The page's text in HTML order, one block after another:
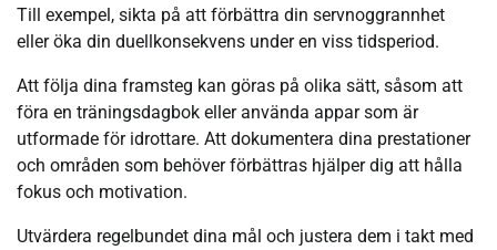
Till exempel, sikta på att förbättra din servnoggrannhet
eller öka din duellkonsekvens under en viss tidsperiod.
Att följa dina framsteg kan göras på olika sätt, såsom att
föra en träningsdagbok eller använda appar som är
utformade för idrottare. Att dokumentera dina prestationer
och områden som behöver förbättras hjälper dig att hålla
fokus och motivation.
Utvärdera regelbundet dina mål och justera dem i takt med